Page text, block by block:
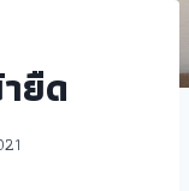
ยืด